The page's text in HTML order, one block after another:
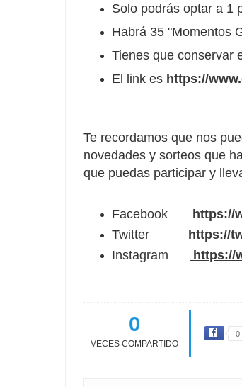
Solo podrás optar a 1
Habrá 35 "Momentos
Tienes que conservar
El link es https://
Te recordamos que nos
novedades y sorteos que
que puedas participar y
Facebook https://
Twitter https://
Instagram
https://
0
VECES COMPARTIDO
0